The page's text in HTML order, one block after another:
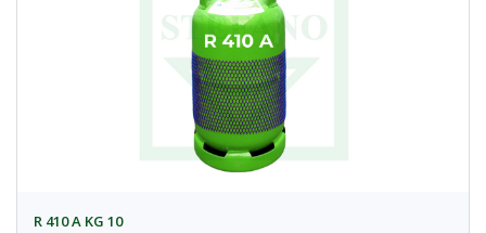
R 410 A KG 10